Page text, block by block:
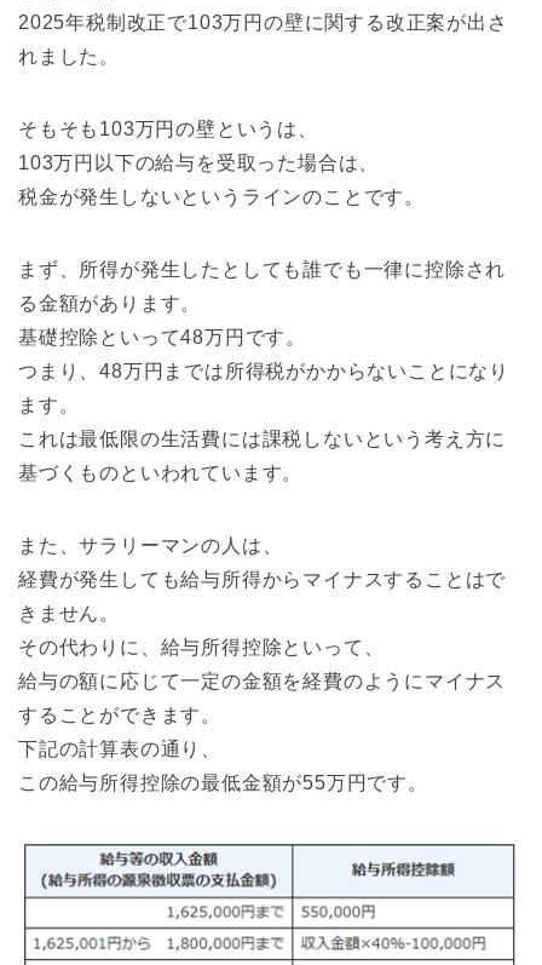
2025年税制改正で103万円の壁に関する改正案が出さ
れました。
そもそも103万円の壁というは、
103万円以下の給与を受取った場合は、
税金が発生しないというラインのことです。
まず、所得が発生したとしても誰でも一律に控除され
る金額があります。
基礎控除といって48万円です。
つまり、48万円までは所得税がかからないことになり
ます。
これは最低限の生活費には課税しないという考え方に
基づくものといわれています。
また、サラリーマンの人は、
経費が発生しても給与所得からマイナスすることはで
きません。
その代わりに、給与所得控除といって、
給与の額に応じて一定の金額を経費のようにマイナス
することができます。
下記の計算表の通り、
この給与所得控除の最低金額が55万円です。